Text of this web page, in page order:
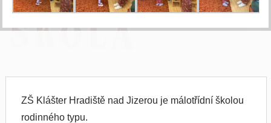
ZŠ Klášter Hradiště nad Jizerou je málotřídní školou
rodinného typu.